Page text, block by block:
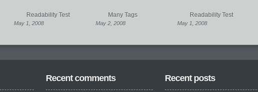
Readability Test
May 1, 2008
Many Tags
May 2, 2008
Readability Test
May 1, 2008
Recent comments Recent posts